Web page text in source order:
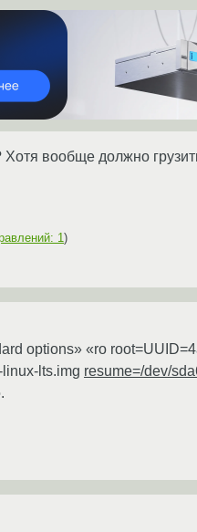
Хотя вообще должно
1)
options» «ro
lts.img resume=/dev/